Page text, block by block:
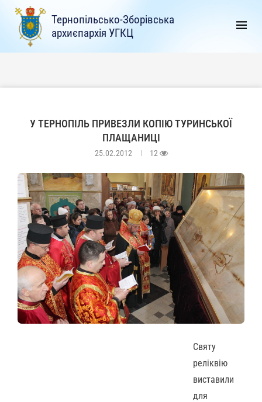
Тернопільсько-Зборівська
архиєпархія УГКЦ
У ТЕРНОПІЛЬ ПРИВЕЗЛИ КОПІЮ ТУРИНСЬКОЇ
ПЛАЩАНИЦІ
25.02.2012 12
Святу
реліквію
виставили
для